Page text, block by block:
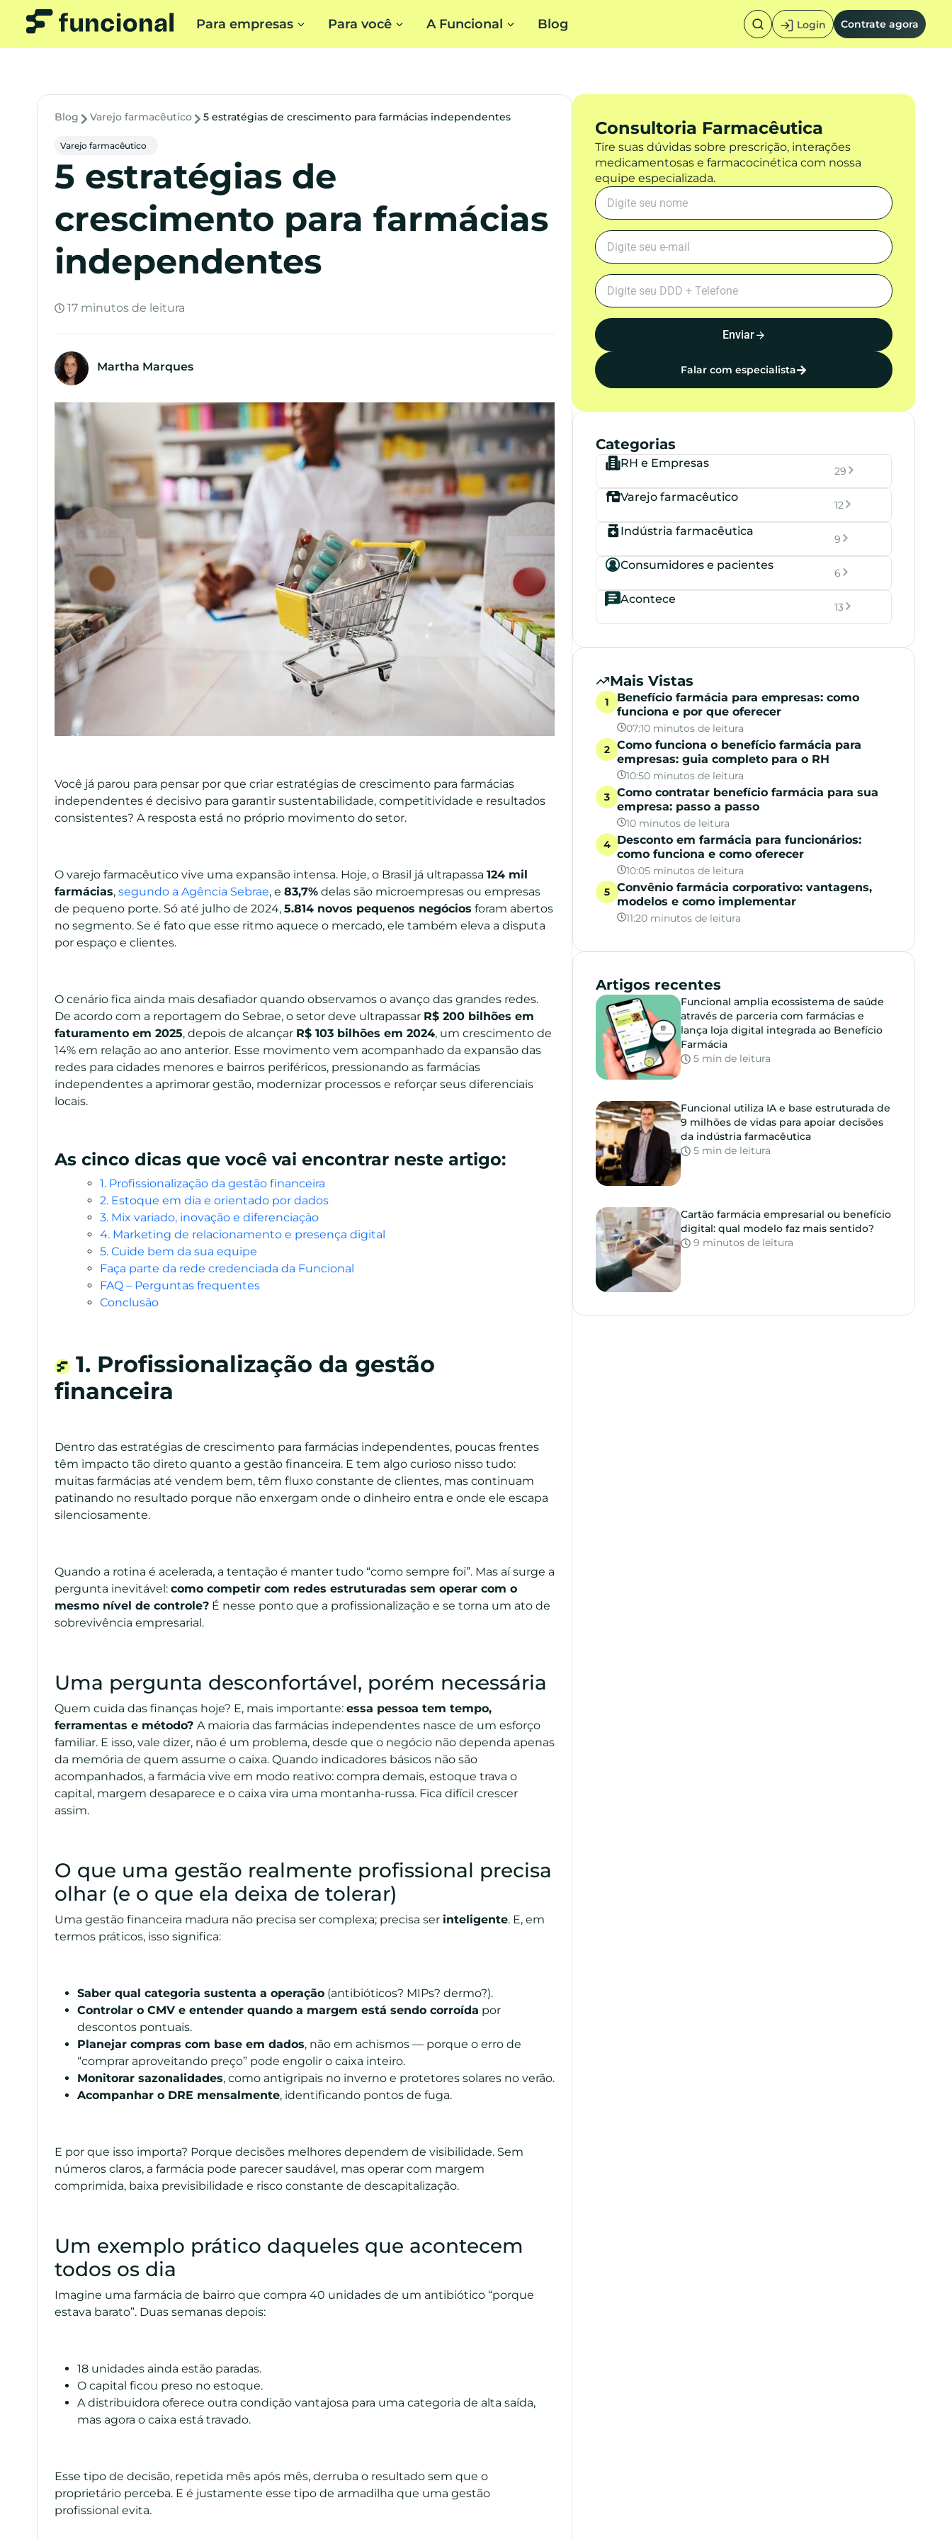
Para empresas Para você A Funcional Blog Login Contrate agora
Blog Varejo farmacêutico 5 estratégias de crescimento para farmácias independentes
Varejo farmacêutico
5 estratégias de
crescimento para farmácias
independentes
17 minutos de leitura
Martha Marques
Você já parou para pensar por que criar estratégias de crescimento para farmácias
independentes é decisivo para garantir sustentabilidade, competitividade e resultados
consistentes? A resposta está no próprio movimento do setor.
O varejo farmacêutico vive uma expansão intensa. Hoje, o Brasil já ultrapassa 124 mil
farmácias, segundo a Agência Sebrae, e 83,7% delas são microempresas ou empresas
de pequeno porte. Só até julho de 2024, 5.814 novos pequenos negócios foram abertos
no segmento. Se é fato que esse ritmo aquece o mercado, ele também eleva a disputa
por espaço e clientes.
O cenário fica ainda mais desafiador quando observamos o avanço das grandes redes.
De acordo com a reportagem do Sebrae, o setor deve ultrapassar R$ 200 bilhões em
faturamento em 2025, depois de alcançar R$ 103 bilhões em 2024, um crescimento de
14% em relação ao ano anterior. Esse movimento vem acompanhado da expansão das
redes para cidades menores e bairros periféricos, pressionando as farmácias
independentes a aprimorar gestão, modernizar processos e reforçar seus diferenciais
locais.
As cinco dicas que você vai encontrar neste artigo:
1. Profissionalização da gestão financeira
2. Estoque em dia e orientado por dados
3. Mix variado, inovação e diferenciação
4. Marketing de relacionamento e presença digital
5. Cuide bem da sua equipe
Faça parte da rede credenciada da Funcional
FAQ – Perguntas frequentes
Conclusão
1. Profissionalização da gestão
financeira
Dentro das estratégias de crescimento para farmácias independentes, poucas frentes
têm impacto tão direto quanto a gestão financeira. E tem algo curioso nisso tudo:
muitas farmácias até vendem bem, têm fluxo constante de clientes, mas continuam
patinando no resultado porque não enxergam onde o dinheiro entra e onde ele escapa
silenciosamente.
Quando a rotina é acelerada, a tentação é manter tudo “como sempre foi”. Mas aí surge a
pergunta inevitável: como competir com redes estruturadas sem operar com o
mesmo nível de controle? É nesse ponto que a profissionalização e se torna um ato de
sobrevivência empresarial.
Uma pergunta desconfortável, porém necessária
Quem cuida das finanças hoje? E, mais importante: essa pessoa tem tempo,
ferramentas e método? A maioria das farmácias independentes nasce de um esforço
familiar. E isso, vale dizer, não é um problema, desde que o negócio não dependa apenas
da memória de quem assume o caixa. Quando indicadores básicos não são
acompanhados, a farmácia vive em modo reativo: compra demais, estoque trava o
capital, margem desaparece e o caixa vira uma montanha-russa. Fica difícil crescer
assim.
O que uma gestão realmente profissional precisa
olhar (e o que ela deixa de tolerar)
Uma gestão financeira madura não precisa ser complexa; precisa ser inteligente. E, em
termos práticos, isso significa:
Saber qual categoria sustenta a operação (antibióticos? MIPs? dermo?).
Controlar o CMV e entender quando a margem está sendo corroída por
descontos pontuais.
Planejar compras com base em dados, não em achismos — porque o erro de
“comprar aproveitando preço” pode engolir o caixa inteiro.
Monitorar sazonalidades, como antigripais no inverno e protetores solares no verão.
Acompanhar o DRE mensalmente, identificando pontos de fuga.
E por que isso importa? Porque decisões melhores dependem de visibilidade. Sem
números claros, a farmácia pode parecer saudável, mas operar com margem
comprimida, baixa previsibilidade e risco constante de descapitalização.
Um exemplo prático daqueles que acontecem
todos os dia
Imagine uma farmácia de bairro que compra 40 unidades de um antibiótico “porque
estava barato”. Duas semanas depois:
18 unidades ainda estão paradas.
O capital ficou preso no estoque.
A distribuidora oferece outra condição vantajosa para uma categoria de alta saída,
mas agora o caixa está travado.
Esse tipo de decisão, repetida mês após mês, derruba o resultado sem que o
proprietário perceba. E é justamente esse tipo de armadilha que uma gestão
profissional evita.
Consultoria Farmacêutica
Tire suas dúvidas sobre prescrição, interações
medicamentosas e farmacocinética com nossa
equipe especializada.
Enviar
Falar com especialista
Categorias
RH e Empresas
29
Varejo farmacêutico
12
Indústria farmacêutica
9
Consumidores e pacientes
6
Acontece
13
Mais Vistas
Benefício farmácia para empresas: como
funciona e por que oferecer
07:10 minutos de leitura
Como funciona o benefício farmácia para
empresas: guia completo para o RH
10:50 minutos de leitura
Como contratar benefício farmácia para sua
empresa: passo a passo
10 minutos de leitura
Desconto em farmácia para funcionários:
como funciona e como oferecer
10:05 minutos de leitura
Convênio farmácia corporativo: vantagens,
modelos e como implementar
11:20 minutos de leitura
Artigos recentes
Funcional amplia ecossistema de saúde
através de parceria com farmácias e
lança loja digital integrada ao Benefício
Farmácia
5 min de leitura
Funcional utiliza IA e base estruturada de
9 milhões de vidas para apoiar decisões
da indústria farmacêutica
5 min de leitura
Cartão farmácia empresarial ou benefício
digital: qual modelo faz mais sentido?
9 minutos de leitura